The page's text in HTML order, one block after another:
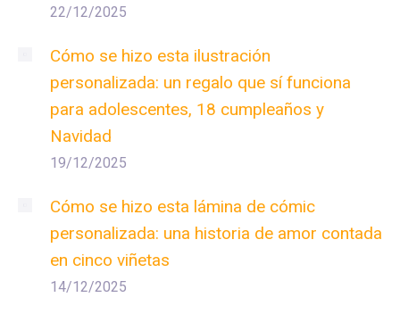
22/12/2025
Cómo se hizo esta ilustración
personalizada: un regalo que sí funciona
para adolescentes, 18 cumpleaños y
Navidad
19/12/2025
Cómo se hizo esta lámina de cómic
personalizada: una historia de amor contada
en cinco viñetas
14/12/2025